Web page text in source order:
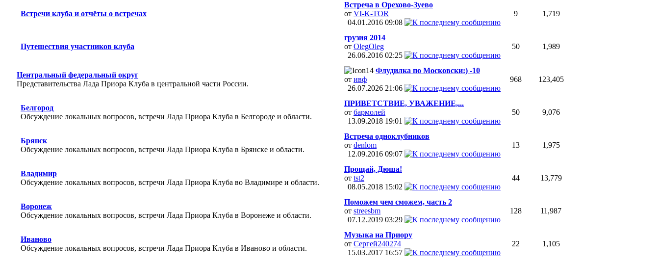
Встречи клуба и отчёты о встречах
Встреча в Орехово-Зуево
от VI-K-TOR
04.01.2016 09:08
9 1,719
Путешествия участников клуба
грузия 2014
от OlegOleg
26.06.2016 02:25
50 1,989
Центральный федеральный округ
Представительства Лада Приора Клуба в центральной части России.
Флудилка по Московски:) -10
от ивф
26.07.2026 21:06
968 123,405
Белгород
Обсуждение локальных вопросов, встречи Лада Приора Клуба в Белгороде и области.
ПРИВЕТСТВИЕ, УВАЖЕНИЕ,...
от бармолей
13.09.2018 19:01
50 9,076
Брянск
Обсуждение локальных вопросов, встречи Лада Приора Клуба в Брянске и области.
Встреча одноклубников
от denlom
12.09.2016 09:07
13 1,975
Владимир
Обсуждение локальных вопросов, встречи Лада Приора Клуба во Владимире и области.
Прощай, Дюша!
от tst2
08.05.2018 15:02
44 13,779
Воронеж
Обсуждение локальных вопросов, встречи Лада Приора Клуба в Воронеже и области.
Поможем чем сможем, часть 2
от streesbm
07.12.2019 03:29
128 11,987
Иваново
Обсуждение локальных вопросов, встречи Лада Приора Клуба в Иваново и области.
Музыка на Приору
от Сергей240274
15.03.2017 16:57
22 1,105